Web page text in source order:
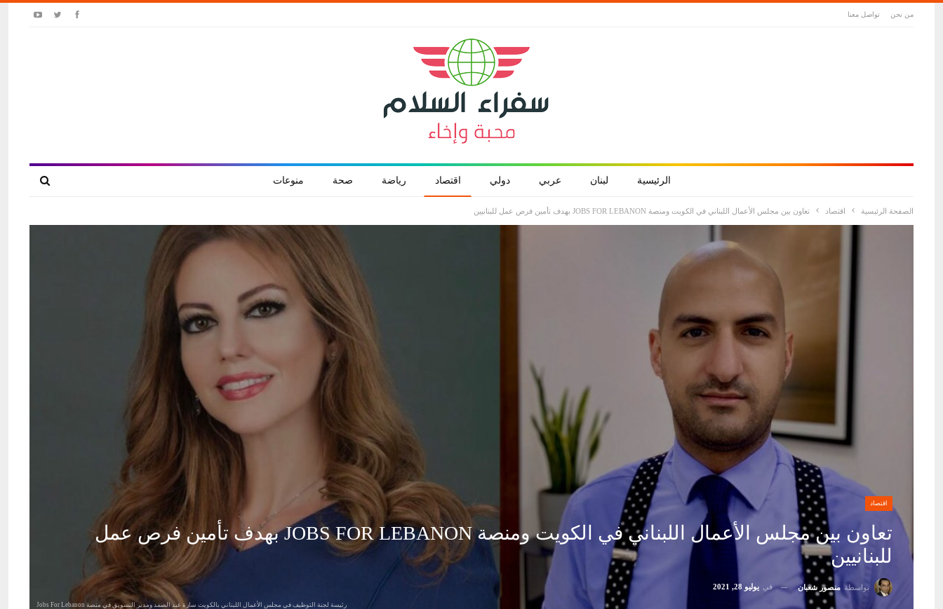
من نحن تواصل معنا
الرئيسية لبنان عربي دولي اقتصاد رياضة صحة منوعات
الصفحة الرئيسية اقتصاد تعاون بين مجلس الأعمال اللبناني في الكويت ومنصة JOBS FOR LEBANON بهدف تأمين فرص عمل للبنانيين
اقتصاد
تعاون بين مجلس الأعمال اللبناني في الكويت ومنصة JOBS FOR LEBANON بهدف تأمين فرص عمل
للبنانيين
بواسطة منصور شعبان في يوليو 28, 2021
رئيسة لجنة التوظيف في مجلس الأعمال اللبناني بالكويت سارة عبد الصمد ومدير التسويق في منصة Jobs For Lebanon